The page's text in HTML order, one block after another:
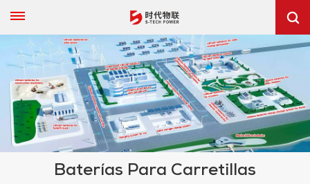
Baterías Para Carretillas